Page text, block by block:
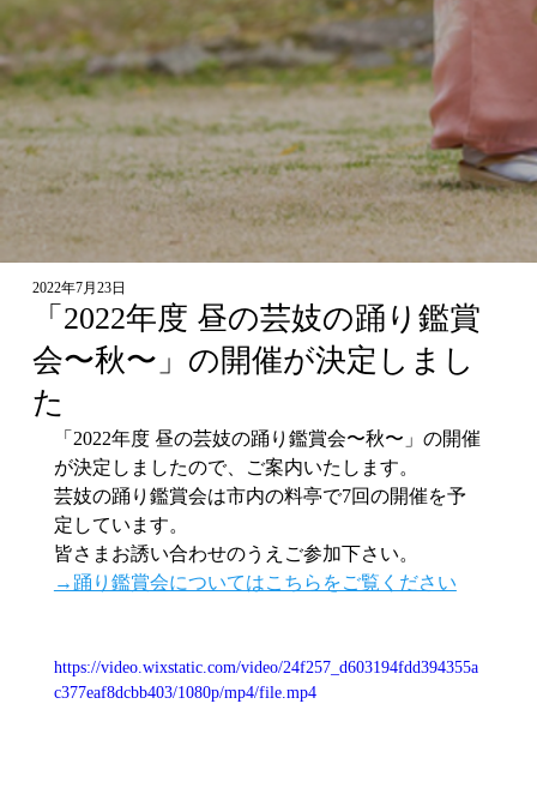
「2022年度 昼の芸妓の踊り鑑賞
会〜秋〜」の開催が決定しまし
た
2022年7月23日
「2022年度 昼の芸妓の踊り鑑賞会〜秋〜」の開催
が決定しましたので、ご案内いたします。
芸妓の踊り鑑賞会は市内の料亭で7回の開催を予
定しています。
皆さまお誘い合わせのうえご参加下さい。
→踊り鑑賞会についてはこちらをご覧ください
https://video.wixstatic.com/video/24f257_d603194fdd394355a
c377eaf8dcbb403/1080p/mp4/file.mp4